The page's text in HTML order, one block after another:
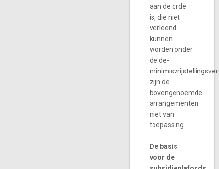
aan de orde
is, die niet
verleend
kunnen
worden onder
de de-
zijn de
bovengenoemde
arrangementen
niet van
toepassing.
De basis
voor de